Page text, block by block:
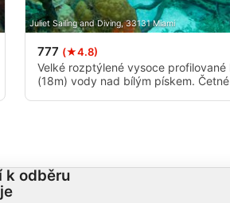
Juliet Sailing and Diving, 33131 Miami
777 (★4.8)
Velké rozptýlené vysoce
(18m) vody nad bílým pískem.
k odběru